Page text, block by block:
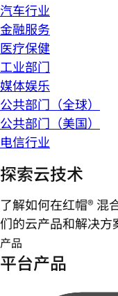
汽车行业
金融服务
医疗保健
工业部门
媒体娱乐
公共部门（全球）
公共部门（美国）
电信行业
探索云技术
了解如何在红帽® 混
们的云产品和解决方
产品
平台产品